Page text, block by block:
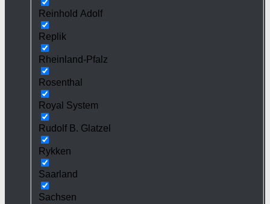
Reinhold Adolf
Replik
Rheinland-Pfalz
Rosenthal
Royal System
Rudolf B. Glatzel
Rykken
Saarland
Sachsen